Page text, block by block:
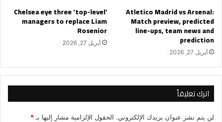
Atletico Madrid vs Arsenal:
Match preview, predicted
line-ups, team news and
prediction
أبريل 27, 2026
Chelsea eye three ‘top-level’
managers to replace Liam
Rosenior
أبريل 27, 2026
اترك تعليقاً
لن يتم نشر عنوان بريدك الإلكتروني. الحقول الإلزامية مشار إليها بـ*